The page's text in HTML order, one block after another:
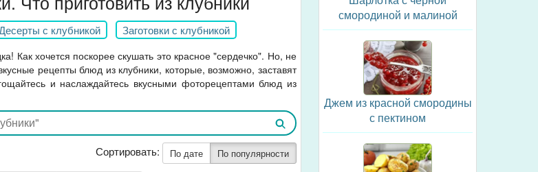
с клубникой Заготовки с клубникой
Как хочется поскорее скушать это красное "сердечко". Но, не
рецепты блюд из клубники, которые, возможно, заставят
и наслаждайтесь вкусными фоторецептами блюд из
Сортировать: По дате По популярности
смородиной и малиной
Джем из красной смородины
с пектином